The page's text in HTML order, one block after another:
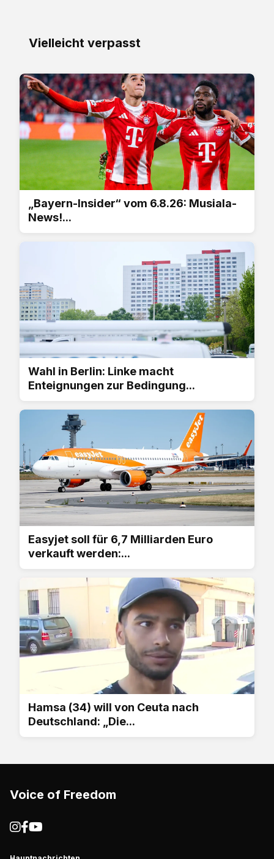
Vielleicht verpasst
„Bayern-Insider“ vom 6.8.26: Musiala-
News!...
Wahl in Berlin: Linke macht
Enteignungen zur Bedingung...
Easyjet soll für 6,7 Milliarden Euro
verkauft werden:...
Hamsa (34) will von Ceuta nach
Deutschland: „Die...
Voice of Freedom